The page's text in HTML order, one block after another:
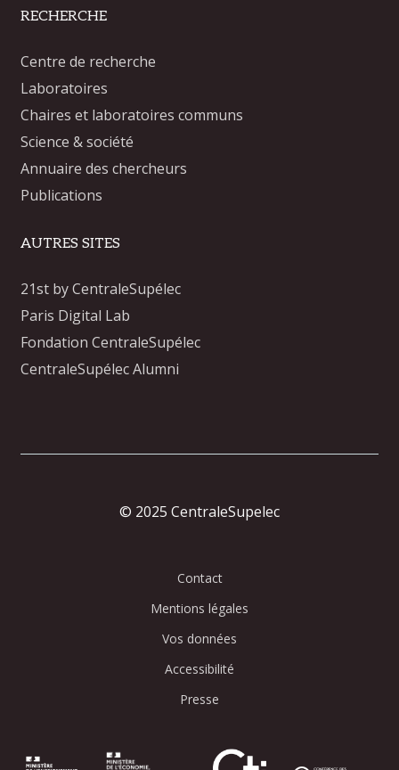
RECHERCHE
Centre de recherche
Laboratoires
Chaires et laboratoires communs
Science & société
Annuaire des chercheurs
Publications
AUTRES SITES
21st by CentraleSupélec
Paris Digital Lab
Fondation CentraleSupélec
CentraleSupélec Alumni
© 2025 CentraleSupelec
Contact
Mentions légales
Vos données
Accessibilité
Presse
Image Image Image